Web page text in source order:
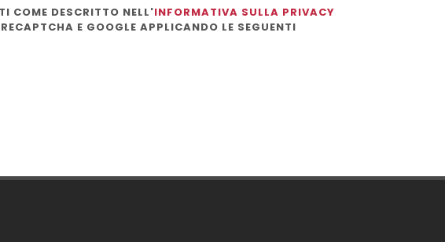
COME DESCRITTO NELL'INFORMATIVA SULLA PRIVACY
E GOOGLE APPLICANDO LE SEGUENTI